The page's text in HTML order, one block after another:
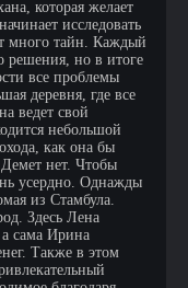
которая желает
исследовать
много тайн. Каждый
решения, но в итоге
все проблемы
деревня, где все
ведет свой
небольшой
как она бы
Демет нет. Чтобы
усердно. Однажды
из Стамбула.
Здесь Лена
сама Ирина
Также в этом